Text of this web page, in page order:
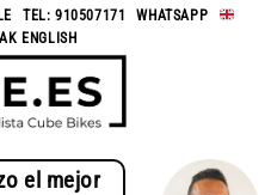
TEL: 910507171 -WHATSAPP
ENGLISH
el mejor